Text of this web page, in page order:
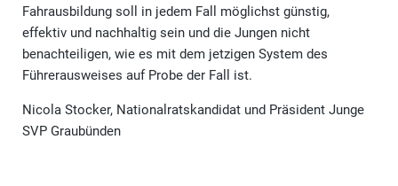
Fahrausbildung soll in jedem Fall möglichst günstig,
effektiv und nachhaltig sein und die Jungen nicht
benachteiligen, wie es mit dem jetzigen System des
Führerausweises auf Probe der Fall ist.
Nicola Stocker, Nationalratskandidat und Präsident Junge
SVP Graubünden